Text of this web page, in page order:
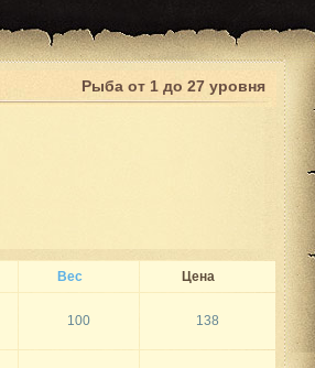
Рыба от 1 до 27 уровня
Вес Цена
100 138